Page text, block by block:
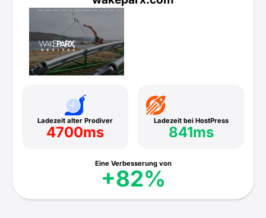
Ladezeit alter Prodiver
4700ms
Ladezeit bei HostPress
841ms
Eine Verbesserung von
+82%